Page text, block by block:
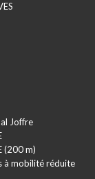
Joffre
(200 m)
à mobilité réduite